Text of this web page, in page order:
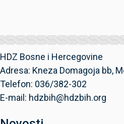
HDZ Bosne i Hercegovine
Adresa: Kneza Domagoja bb,
Telefon: 036/382-302
E-mail: hdzbih@hdzbih.org